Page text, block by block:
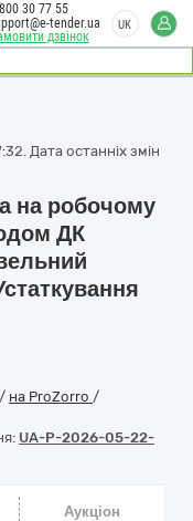
дзвінок
30 77 55
tender.ua
UK
Дата останніх змін
на робочому
ДК
/ на ProZorro /
UA-P-2026-05-22-
Аукціон